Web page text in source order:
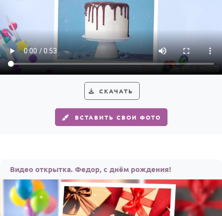
СКАЧАТЬ
ВСТАВИТЬ СВОИ ФОТО
Видео открытка. Федор, с днём рождения!